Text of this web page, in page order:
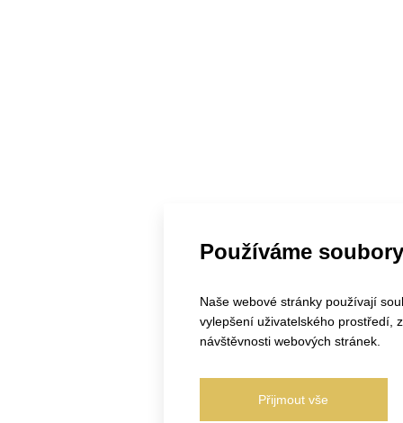
Používáme
Naše webové stránky používají
vylepšení uživatelského prostředí,
návštěvnosti webových stránek.
Přijmout vše